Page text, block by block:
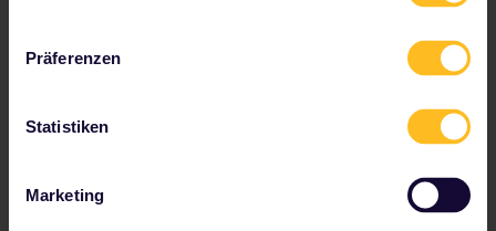
Präferenzen
Statistiken
Marketing